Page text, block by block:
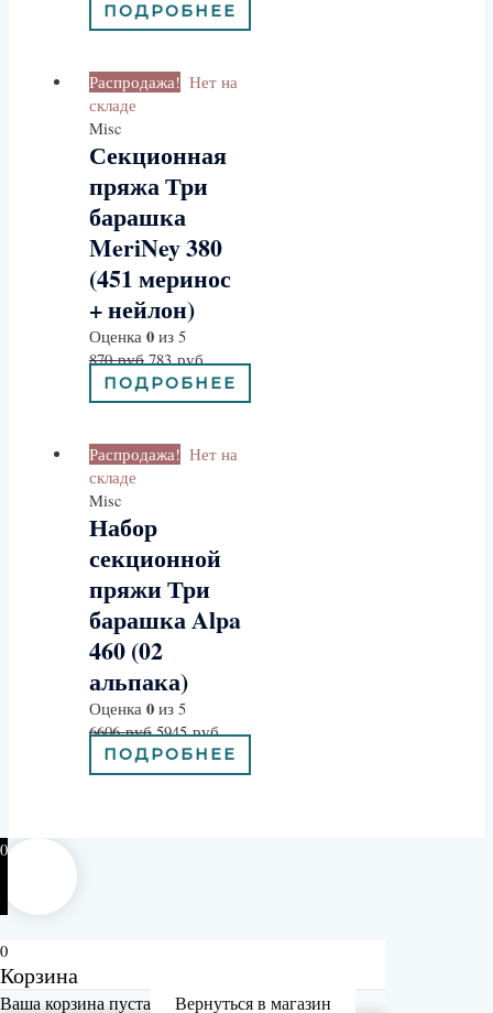
ПОДРОБНЕЕ
Распродажа! Нет на
складе
Misc
Секционная
пряжа Три
барашка
MeriNey 380
(451 меринос
+ нейлон)
Оценка 0из 5
870руб 783руб
ПОДРОБНЕЕ
Распродажа! Нет на
складе
Misc
Набор
секционной
пряжи Три
барашка Alpa
460 (02
альпака)
Оценка 0из 5
6606руб 5945руб
ПОДРОБНЕЕ
0
0
Корзина
Ваша корзина пуста Вернуться в магазин